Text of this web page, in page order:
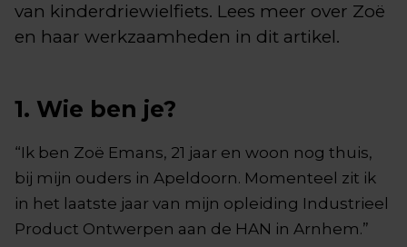
van kinderdriewielfiets. Lees meer over Zoë
en haar werkzaamheden in dit artikel.
1. Wie ben je?
“Ik ben Zoë Emans, 21 jaar en woon nog thuis,
bij mijn ouders in Apeldoorn. Momenteel zit ik
in het laatste jaar van mijn opleiding Industrieel
Product Ontwerpen aan de HAN in Arnhem.”